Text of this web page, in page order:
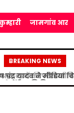
जामगांव आर
BREAKING NEWS
यादव ने मीडिया
के प्रति किया